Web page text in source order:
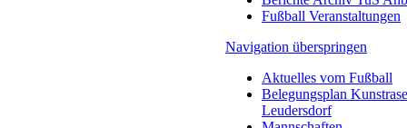
Fußball Veranstaltungen
Navigation überspringen
Aktuelles vom Fußball
Belegungsplan
Leudersdorf